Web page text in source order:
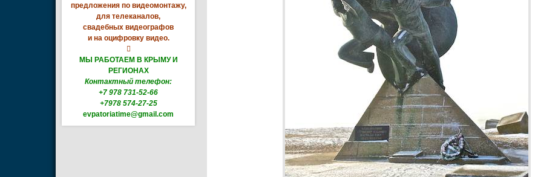
предложения по видеомонтажу,
для телеканалов,
свадебных видеографов
и на оцифровку видео.

МЫ РАБОТАЕМ В КРЫМУ И
РЕГИОНАХ
Контактный телефон:
+7 978 731-52-66
+7978 574-27-25
evpatoriatime@gmail.com